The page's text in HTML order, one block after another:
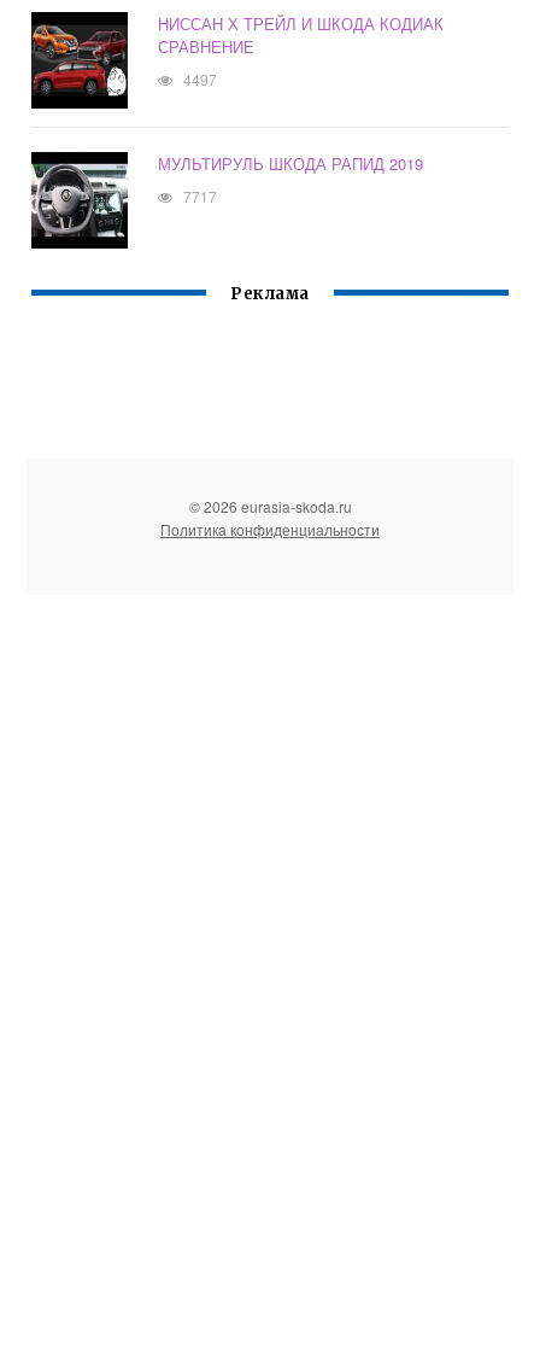
НИССАН Х ТРЕЙЛ И ШКОДА КОДИАК
СРАВНЕНИЕ
4497
МУЛЬТИРУЛЬ ШКОДА РАПИД 2019
7717
Реклама
© 2026 eurasia-skoda.ru
Политика конфиденциальности